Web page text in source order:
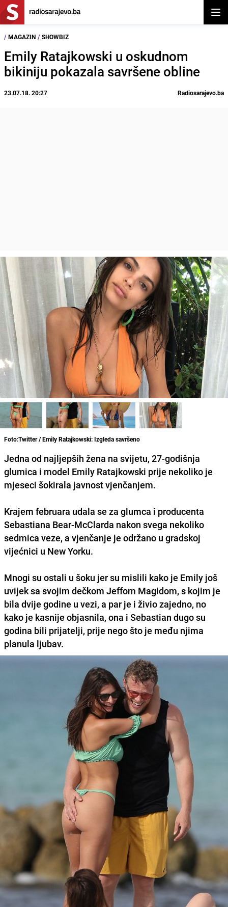
/ MAGAZIN / SHOWBIZ
Emily Ratajkowski u oskudnom
bikiniju pokazala savršene obline
23.07.18. 20:27 Radiosarajevo.ba
Foto:Twitter / Emily Ratajkowski: Izgleda savršeno
Jedna od najljepših žena na svijetu, 27-godišnja
glumica i model Emily Ratajkowski prije nekoliko je
mjeseci šokirala javnost vjenčanjem.
Krajem februara udala se za glumca i producenta
Sebastiana Bear-McClarda nakon svega nekoliko
sedmica veze, a vjenčanje je održano u gradskoj
vijećnici u New Yorku.
Mnogi su ostali u šoku jer su mislili kako je Emily još
uvijek sa svojim dečkom Jeffom Magidom, s kojim je
bila dvije godine u vezi, a par je i živio zajedno, no
kako je kasnije objasnila, ona i Sebastian dugo su
godina bili prijatelji, prije nego što je među njima
planula ljubav.